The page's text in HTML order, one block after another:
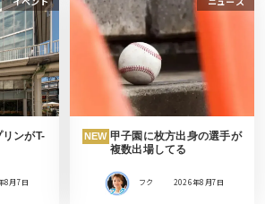
ンがT-
8月7日
NEW 甲子園に枚方出身の選手が
複数出場してる
フク 2026年8月7日